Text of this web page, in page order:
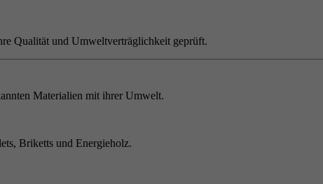
Qualität und Umweltverträglichkeit geprüft.
Materialien mit ihrer Umwelt.
Briketts und Energieholz.